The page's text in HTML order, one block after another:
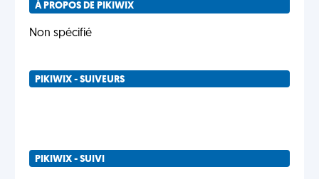
À PROPOS DE PIKIWIX
Non spécifié
PIKIWIX - SUIVEURS
PIKIWIX - SUIVI